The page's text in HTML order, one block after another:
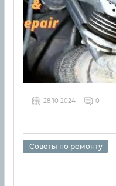
28 10 2024 0
Советы по ремонту